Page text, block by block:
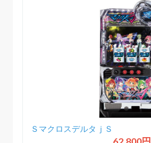
ＳマクロスデルタｊＳ
62,800円